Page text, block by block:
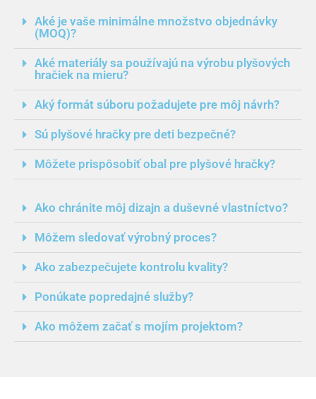
Aké je vaše minimálne množstvo objednávky
(MOQ)?
Aké materiály sa používajú na výrobu plyšových
hračiek na mieru?
Aký formát súboru požadujete pre môj návrh?
Sú plyšové hračky pre deti bezpečné?
Môžete prispôsobiť obal pre plyšové hračky?
Ako chránite môj dizajn a duševné vlastníctvo?
Môžem sledovať výrobný proces?
Ako zabezpečujete kontrolu kvality?
Ponúkate popredajné služby?
Ako môžem začať s mojím projektom?